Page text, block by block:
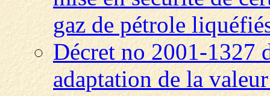
gaz de pétrole
Décret no 2001-1327
adaptation de la